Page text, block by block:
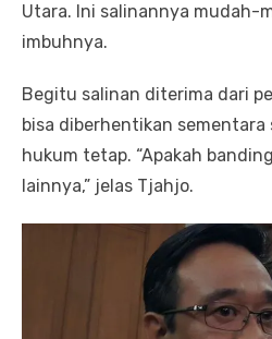
Utara. Ini salinannya mudah-
imbuhnya.
Begitu salinan diterima dari
bisa diberhentikan sementara
hukum tetap. “Apakah
lainnya,” jelas Tjahjo.